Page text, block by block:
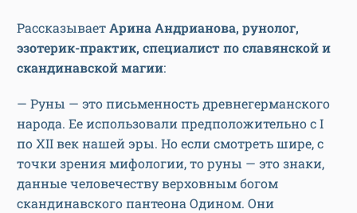
РассказываетАрина Андрианова, рунолог,
эзотерик-практик, специалист по славянской и
скандинавской магии:
— Руны — это письменность древнегерманского
народа. Ее использовали предположительно с I
по XII век нашей эры. Но если смотреть шире, с
точки зрения мифологии, то руны — это знаки,
данные человечеству верховным богом
скандинавского пантеона Одином. Они